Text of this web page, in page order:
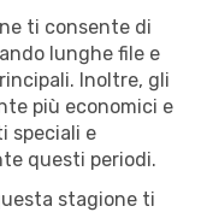
ti consente di
lunghe file e
Inoltre, gli
più economici e
speciali e
questi periodi.
stagione ti